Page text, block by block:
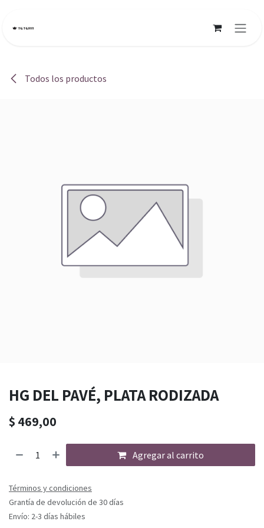
Todos los productos
HG DEL PAVÉ, PLATA RODIZADA
$ 469,00
Agregar al carrito
Términos y condiciones
Grantía de devolución de 30 días
Envío: 2-3 días hábiles